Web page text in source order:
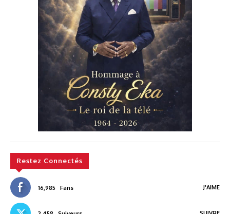
Restez Connectés
16,985 Fans J'AIME